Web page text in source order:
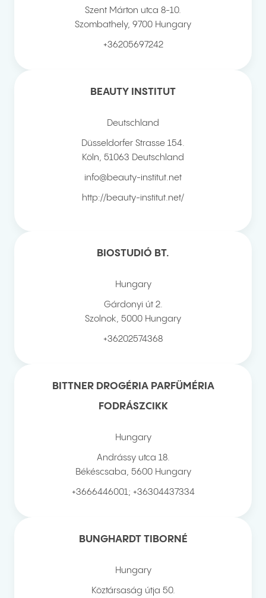
Szent Márton utca 8-10.
Szombathely, 9700 Hungary
+36205697242
BEAUTY INSTITUT
Deutschland
Düsseldorfer Strasse 154.
Köln 51063 Deutschland
info@beauty-institut.net
http://beauty-institut.net/
BIOSTUDIÓ BT.
Hungary
Gárdonyi út 2.
Szolnok 5000 Hungary
+36202574368
BITTNER DROGÉRIA PARFÜMÉRIA
FODRÁSZCIKK
Hungary
Andrássy utca 18.
Békéscsaba 5600 Hungary
+3666446001; +36304437334
BUNGHARDT TIBORNÉ
Hungary
Köztársaság útja 50.